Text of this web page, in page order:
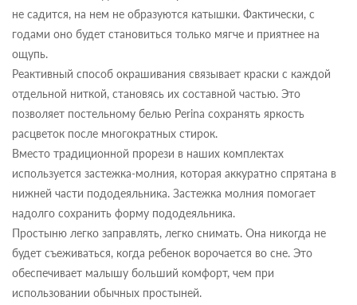
не садится, на нем не образуются катышки. Фактически, с
годами оно будет становиться только мягче и приятнее на
ощупь.
Реактивный способ окрашивания связывает краски с каждой
отдельной ниткой, становясь их составной частью. Это
позволяет постельному белью Perina сохранять яркость
расцветок после многократных стирок.
Вместо традиционной прорези в наших комплектах
используется застежка-молния, которая аккуратно спрятана в
нижней части пододеяльника. Застежка молния помогает
надолго сохранить форму пододеяльника.
Простыню легко заправлять, легко снимать. Она никогда не
будет съеживаться, когда ребенок ворочается во сне. Это
обеспечивает малышу больший комфорт, чем при
использовании обычных простыней.